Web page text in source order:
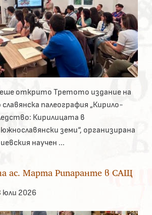
открито Третото издание на
палеография „Кирило-
Кирилицата в
земи“, организирана
научен ...
ас. Марта Рипаранте в САЩ
юли 2026